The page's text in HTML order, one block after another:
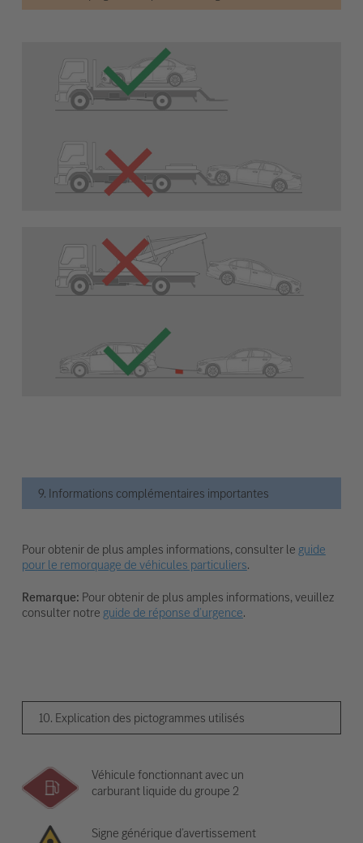
9. Informations complémentaires importantes
Pour obtenir de plus amples informations, consulter le guide
pour le remorquage de véhicules particuliers.
Remarque: Pour obtenir de plus amples informations, veuillez
consulter notre guide de réponse d’urgence.
10. Explication des pictogrammes utilisés
Véhicule fonctionnant avec un
carburant liquide du groupe 2
Signe générique d’avertissement